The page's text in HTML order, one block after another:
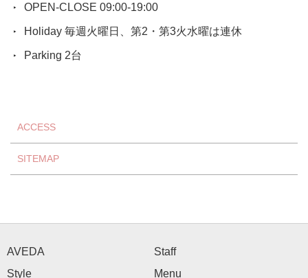
OPEN-CLOSE 09:00-19:00
Holiday 毎週火曜日、第2・第3火水曜は連休
Parking 2台
ACCESS
SITEMAP
AVEDA
Staff
Style
Menu